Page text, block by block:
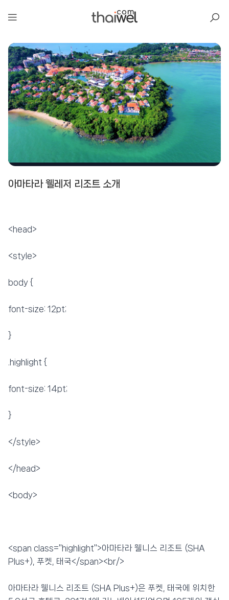
아마타라 웰레저 리조트
💰 최저가 확인 · 예약하기
아마타라 웰레저 리조트 소개
<head>
<style>
body {
font-size: 12pt;
}
.highlight {
font-size: 14pt;
}
</style>
</head>
<body>
<span class="highlight">아마타라 웰니스 리조트 (SHA
Plus+), 푸켓, 태국</span><br/>
아마타라 웰니스 리조트 (SHA Plus+)은 푸켓, 태국에 위치한